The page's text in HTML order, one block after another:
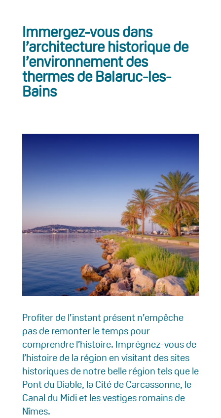
Immergez-vous dans
l’architecture historique de
l’environnement des
thermes de Balaruc-les-
Bains
Profiter de l’instant présent n’empêche
pas de remonter le temps pour
comprendre l’histoire. Imprégnez-vous de
l’histoire de la région en visitant des sites
historiques de notre belle région tels que le
Pont du Diable, la Cité de Carcassonne, le
Canal du Midi et les vestiges romains de
Nîmes.